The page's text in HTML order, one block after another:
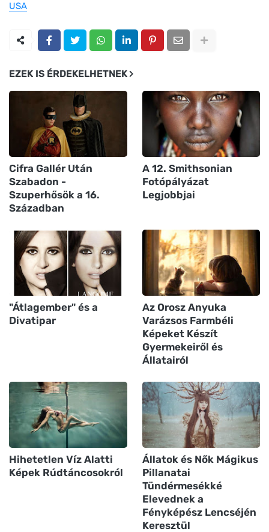
USA
EZEK IS ÉRDEKELHETNEK
Cifra Gallér Után
Szabadon -
Szuperhősök a 16.
Században
A 12. Smithsonian
Fotópályázat
Legjobbjai
"Átlagember" és a
Divatipar
Az Orosz Anyuka
Varázsos Farmbéli
Képeket Készít
Gyermekeiről és
Állatairól
Hihetetlen Víz Alatti
Képek Rúdtáncosokról
Állatok és Nők Mágikus
Pillanatai
Tündérmesékké
Elevednek a
Fényképész Lencséjén
Keresztül